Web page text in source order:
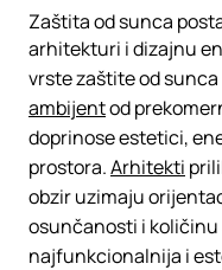
Zaštita od sunca
arhitekturi i dizajnu
vrste zaštite od
ambijentod
doprinose estetici,
prostora.Arhitekti
obzir uzimaju
osunčanosti i
najfunkcionalnija i